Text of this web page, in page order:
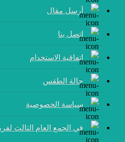
أرسل مقال
إتصل بنا
اتفاقية الاستخدام
حالة الطقس
سياسة الخصوصية